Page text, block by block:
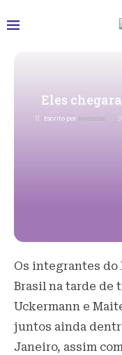
Eles
Escrito por Redacao
Os integrantes do
Brasil na tarde de
Uckermann e
juntos ainda
Janeiro, assim